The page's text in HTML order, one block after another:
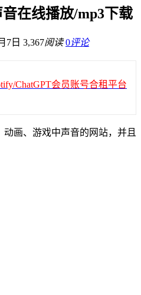
在线播放/mp3下载
7日 3,367阅读 0评论
ChatGPT会员账号合租平台
画、游戏中声音的网站，并且